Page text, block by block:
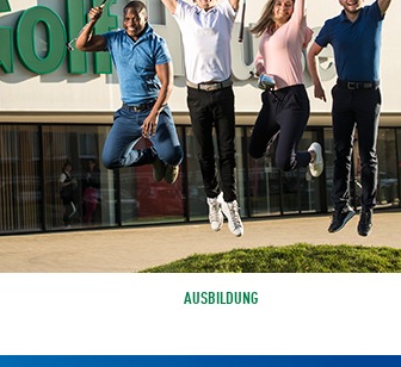
AUSBILDUNG